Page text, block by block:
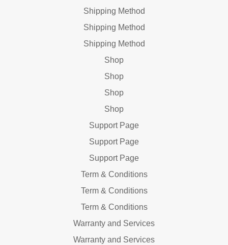
Shipping Method
Shipping Method
Shipping Method
Shop
Shop
Shop
Shop
Support Page
Support Page
Support Page
Term & Conditions
Term & Conditions
Term & Conditions
Warranty and Services
Warranty and Services